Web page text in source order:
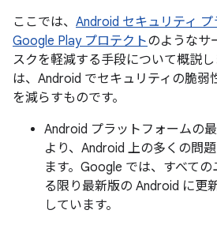
ここでは、 Android セキュリティ
Google Play プロテクトのようなサ
スクを軽減する手段について概説
は、Android でセキュリティの脆弱
を減らすものです。
Android プラットフォームの
より、Android 上の多くの問
ます。Google では、すべて
る限り最新版の Android に更
しています。